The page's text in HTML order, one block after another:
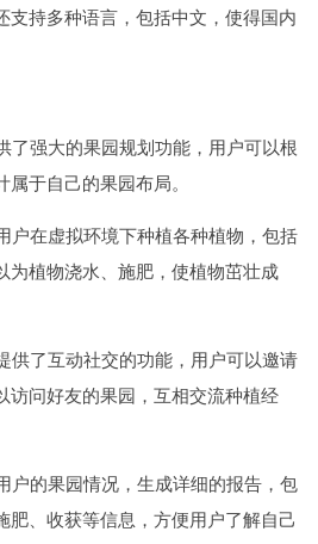
支持多种语言，包括中文，使得国内
了强大的果园规划功能，用户可以根
于自己的果园布局。
户在虚拟环境下种植各种植物，包括
为植物浇水、施肥，使植物茁壮成
供了互动社交的功能，用户可以邀请
访问好友的果园，互相交流种植经
户的果园情况，生成详细的报告，包
肥、收获等信息，方便用户了解自己